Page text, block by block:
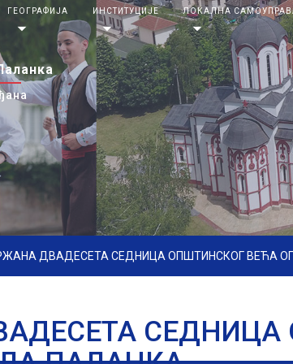
ГЕОГРАФИЈА
arrow_drop_down
ИНСТИТУЦИЈЕ
arrow_drop_down
ЛОКАЛНА
arrow_drop_down
ДВАДЕСЕТА СЕДНИЦА ОПШТИНСКОГ ВЕЋА